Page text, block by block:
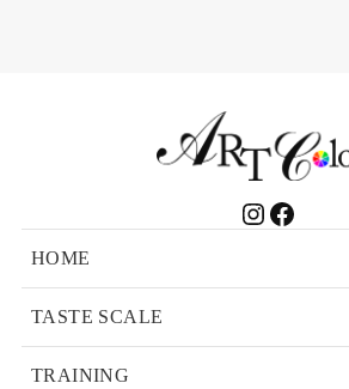
Instagram
HOME
TASTE SCALE
TRAINING